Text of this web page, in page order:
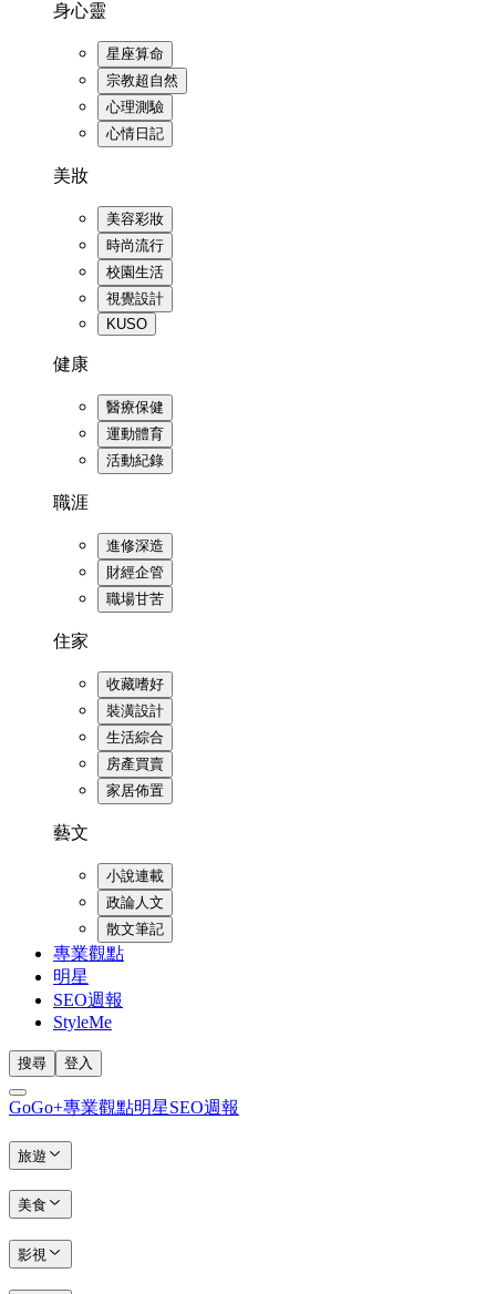
身心靈
星座算命
宗教超自然
心理測驗
心情日記
美妝
美容彩妝
時尚流行
校園生活
視覺設計
KUSO
健康
醫療保健
運動體育
活動紀錄
職涯
進修深造
財經企管
職場甘苦
住家
收藏嗜好
裝潢設計
生活綜合
房產買賣
家居佈置
藝文
小說連載
政論人文
散文筆記
專業觀點
明星
SEO週報
StyleMe
搜尋 登入
GoGo+專業觀點明星SEO週報
旅遊
美食
影視